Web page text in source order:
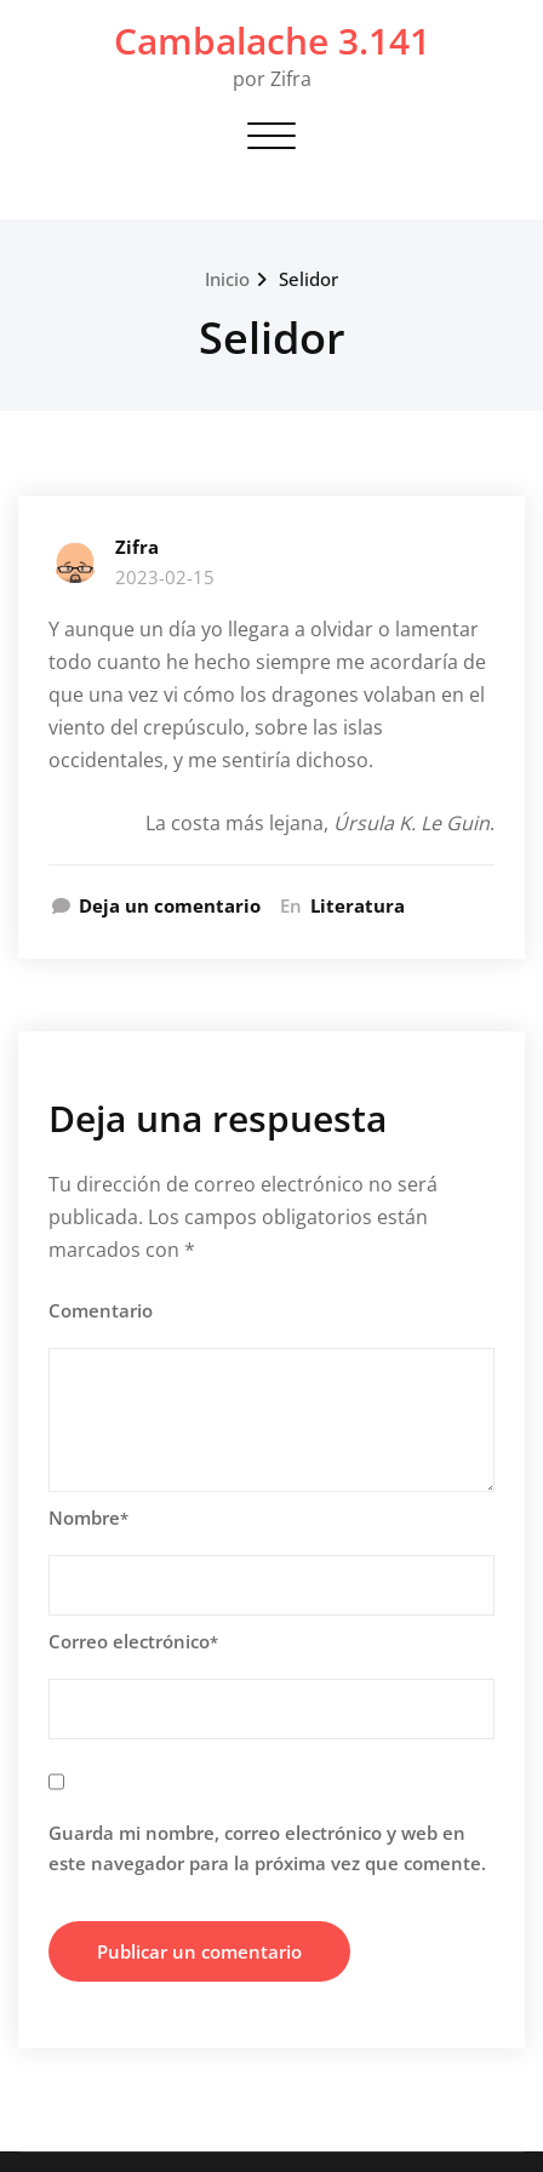
Cambalache 3.141
por Zifra
Alternar navegación
Inicio Selidor
Selidor
Zifra
2023-02-15
Y aunque un día yo llegara a olvidar o lamentar
todo cuanto he hecho siempre me acordaría de
que una vez vi cómo los dragones volaban en el
viento del crepúsculo, sobre las islas
occidentales, y me sentiría dichoso.
La costa más lejana, Úrsula K. Le Guin.
Deja un comentario En Literatura
Deja una respuesta
Tu dirección de correo electrónico no será
publicada. Los campos obligatorios están
marcados con *
Comentario
Nombre*
Correo electrónico*
Guarda mi nombre, correo electrónico y web en
este navegador para la próxima vez que comente.